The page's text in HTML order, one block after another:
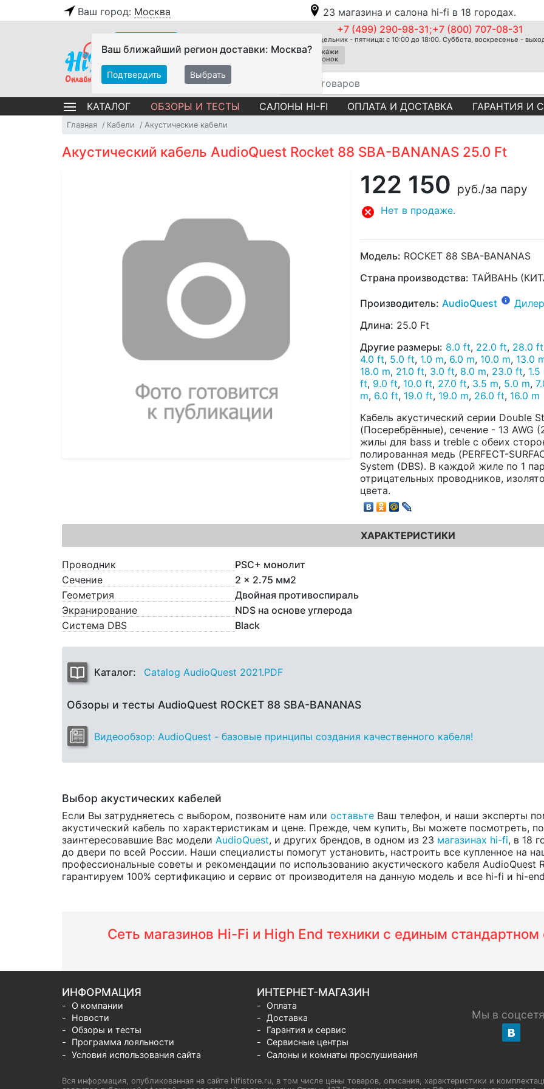
Ваш город: Москва 23 магазина и салона hi-fi в 18 городах.
Ваш ближайший регион доставки: Москва?
Подтвердить Выбрать
+7 (499) 290-98-31;+7 (800) 707-08-31
Понедельник - пятница: с 10:00 до 18:00. Суббота, воскресенье -
Закажи
звонок
КАТАЛОГ ОБЗОРЫ И ТЕСТЫ САЛОНЫ HI-FI ОПЛАТА И ДОСТАВКА ГАРАНТИЯ И
Главная Кабели Акустические кабели
Акустический кабель AudioQuest Rocket 88 SBA-BANANAS 25.0 Ft
122 150 руб./за пару
Нет в продаже.
Модель: ROCKET 88 SBA-BANANAS
Страна производства: ТАЙВАНЬ
Производитель: AudioQuest
Длина: 25.0 Ft
Другие размеры: 8.0 ft, 22.0 ft, 28.0 ft
4.0 ft, 5.0 ft, 1.0 m, 6.0 m, 10.0 m, 13.0
18.0 m, 21.0 ft, 3.0 ft, 8.0 m, 23.0 ft, 1.5
ft, 9.0 ft, 10.0 ft, 27.0 ft, 3.5 m, 5.0 m,
m, 6.0 ft, 19.0 ft, 19.0 m, 26.0 ft, 16.0 m
Кабель акустический серии Double
(Посеребрённые), сечение - 13 AWG
жилы для bass и treble с обеих
полированная медь (PERFECT-
System (DBS). В каждой жиле по 1
отрицательных проводников,
цвета.
ХАРАКТЕРИСТИКИ
Проводник
PSC+ монолит
Сечение
2 x 2.75 мм2
Геометрия
Двойная противоспираль
Экранирование
NDS на основе углерода
Система DBS
Black
Каталог: Catalog AudioQuest 2021.PDF
Обзоры и тесты AudioQuest ROCKET 88 SBA-BANANAS
Видеообзор: AudioQuest - базовые принципы создания качественного кабеля!
Выбор акустических кабелей
Если Вы затрудняетесь с выбором, позвоните нам или оставьте Ваш телефон, и наши эксперты
акустический кабель по характеристикам и цене. Прежде, чем купить, Вы можете посмотреть,
заинтересовавшие Вас модели AudioQuest, и других брендов, в одном из 23 магазинах hi-fi, в 18
до двери по всей России. Наши специалисты помогут установить, настроить все купленное на
профессиональные советы и рекомендации по использованию акустического кабеля AudioQuest
гарантируем 100% сертификацию и сервис от производителя на данную модель и все hi-fi и hi-
Сеть магазинов Hi-Fi и High End техники с единым
ИНФОРМАЦИЯ
О компании
Новости
Обзоры и тесты
Программа лояльности
Условия использования сайта
ИНТЕРНЕТ-МАГАЗИН
Оплата
Доставка
Гарантия и сервис
Сервисные центры
Салоны и комнаты прослушивания
Мы в
Вся информация, опубликованная на сайте hifistore.ru, в том числе цены товаров, описания, характеристики и